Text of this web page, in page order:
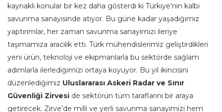
kaynaklı konular bir kez daha gösterdi ki Türkiye’nin kalbi
savunma sanayisinde atıyor. Bu güne kadar yaşadığımız
yaptırımlar, her zaman savunma sanayimizi ileriye
taşımamıza aracılık etti. Türk mühendislerimiz geliştirdikleri
yeni ürün, teknoloji ve ekipmanlarla bu sektörde sağlam
adımlarla ilerlediğimizi ortaya koyuyor. Bu yıl ikincisini
düzenlediğimiz Uluslararası Askeri Radar ve Sınır
Güvenliği Zirvesi de sektörün tüm taraflarını bir araya
getirecek. Zirve’de milli ve yerli savunma sanayimizi hem